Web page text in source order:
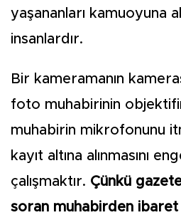
yaşananları kamuoyuna
insanlardır.
Bir kameramanın
foto muhabirinin
muhabirin mikrofonunu
kayıt altına alınmasını
çalışmaktır. Çünkü
soran muhabirden